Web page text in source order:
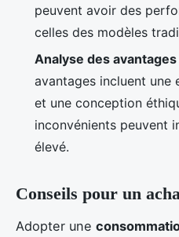
peuvent avoir des
celles des modèles
Analyse des
avantages incluent une
et une conception
inconvénients peuvent
élevé.
Conseils pour un
Adopter une